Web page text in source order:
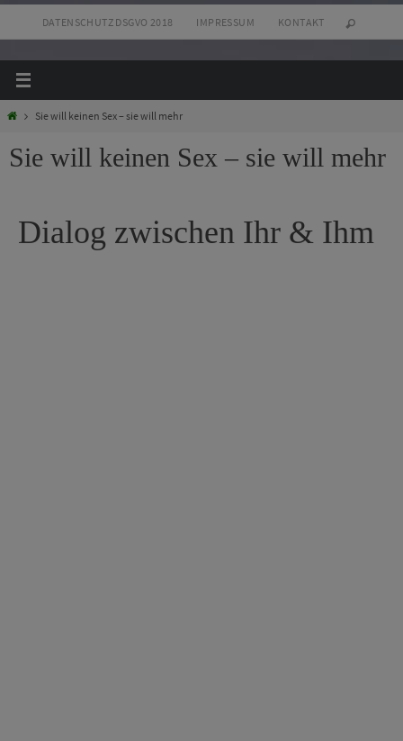
DATENSCHUTZ DSGVO 2018 IMPRESSUM KONTAKT
Sie will keinen Sex – sie will mehr
Sie will keinen Sex – sie will mehr
Dialog zwischen Ihr & Ihm